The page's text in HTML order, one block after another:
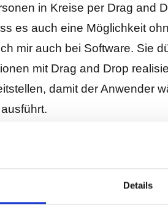
Details
in Kreise per Drag and
es auch eine Möglichkeit
mir auch bei Software. Sie
mit Drag and Drop
damit der Anwender
für Menschen mit
der Programmieraufwand